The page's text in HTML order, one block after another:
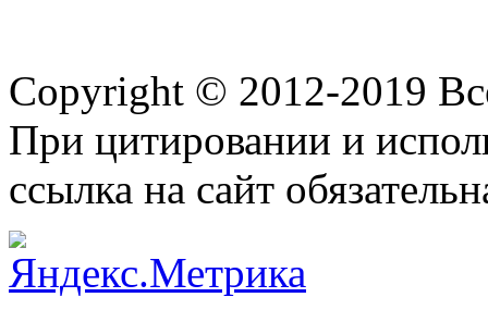
Copyright © 2012-2019
При цитировании и
ссылка на сайт